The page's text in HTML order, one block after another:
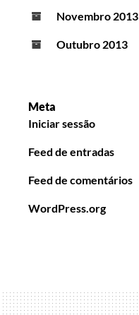
Novembro 2013
Outubro 2013
Meta
Iniciar sessão
Feed de entradas
Feed de comentários
WordPress.org